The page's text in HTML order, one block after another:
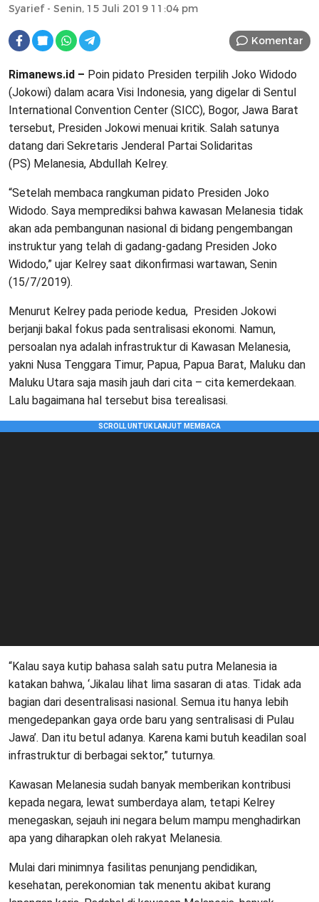
Syarief- Senin, 15 Juli 2019 11:04 pm
Komentar
Rimanews.id – Poin pidato Presiden terpilih Joko Widodo
(Jokowi) dalam acara Visi Indonesia, yang digelar di Sentul
International Convention Center (SICC), Bogor, Jawa Barat
tersebut, Presiden Jokowi menuai kritik. Salah satunya
datang dari Sekretaris Jenderal Partai Solidaritas
(PS) Melanesia, Abdullah Kelrey.
“Setelah membaca rangkuman pidato Presiden Joko
Widodo. Saya memprediksi bahwa kawasan Melanesia tidak
akan ada pembangunan nasional di bidang pengembangan
instruktur yang telah di gadang-gadang Presiden Joko
Widodo,” ujar Kelrey saat dikonfirmasi wartawan, Senin
(15/7/2019).
Menurut Kelrey pada periode kedua, Presiden Jokowi
berjanji bakal fokus pada sentralisasi ekonomi. Namun,
persoalan nya adalah infrastruktur di Kawasan Melanesia,
yakni Nusa Tenggara Timur, Papua, Papua Barat, Maluku dan
Maluku Utara saja masih jauh dari cita – cita kemerdekaan.
Lalu bagaimana hal tersebut bisa terealisasi.
“Kalau saya kutip bahasa salah satu putra Melanesia ia
katakan bahwa, ‘Jikalau lihat lima sasaran di atas. Tidak ada
bagian dari desentralisasi nasional. Semua itu hanya lebih
mengedepankan gaya orde baru yang sentralisasi di Pulau
Jawa’. Dan itu betul adanya. Karena kami butuh keadilan soal
infrastruktur di berbagai sektor,” tuturnya.
Kawasan Melanesia sudah banyak memberikan kontribusi
kepada negara, lewat sumberdaya alam, tetapi Kelrey
menegaskan, sejauh ini negara belum mampu menghadirkan
apa yang diharapkan oleh rakyat Melanesia.
Mulai dari minimnya fasilitas penunjang pendidikan,
kesehatan, perekonomian tak menentu akibat kurang